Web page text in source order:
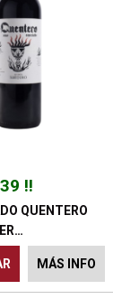
!!
QUENTERO
MÁS INFO